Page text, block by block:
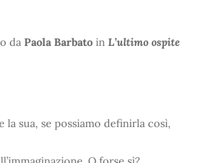
da Paola Barbato in L’ultimo ospite
la sua, se possiamo definirla così,